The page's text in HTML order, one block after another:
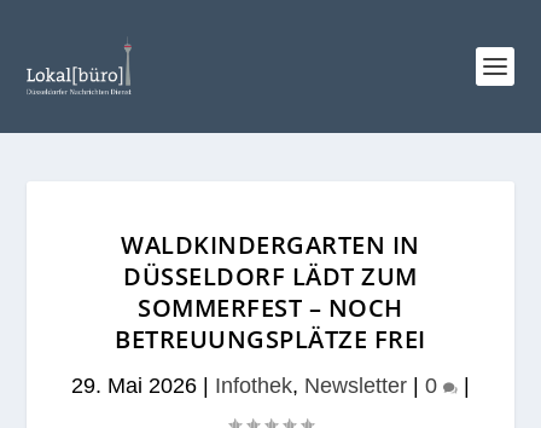
WALDKINDERGARTEN IN
DÜSSELDORF LÄDT ZUM
SOMMERFEST – NOCH
BETREUUNGSPLÄTZE FREI
29. Mai 2026 Infothek, Newsletter 0